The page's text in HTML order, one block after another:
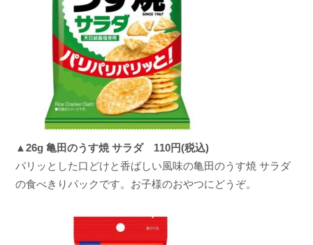
▲26g 亀田のうす焼 サラダ 110円(税込)
パリッとした口どけと香ばしい風味の亀田のうす焼 サラダ
の食べきりパックです。お子様のおやつにどうぞ。